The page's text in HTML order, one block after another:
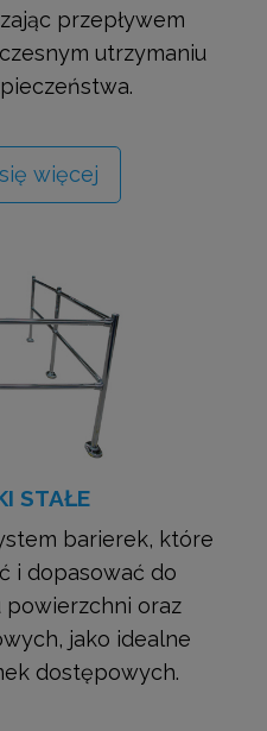
przepływem
utrzymaniu
więcej
STAŁE
barierek, które
i dopasować do
powierzchni oraz
jako idealne
dostępowych.